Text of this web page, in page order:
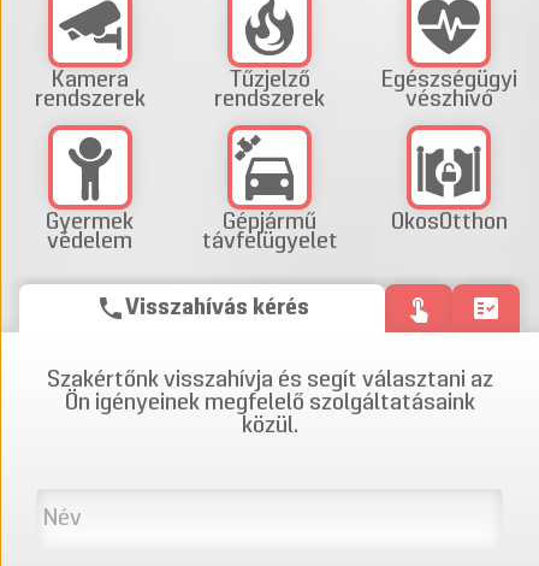
Kamera
rendszerek
Tűzjelző
rendszerek
Egészségügyi
vészhívó
Gyermek
védelem
Gépjármű
távfelügyelet
OkosOtthon
phoneVisszahívás kérés touch_app fact_check
Szakértőnk visszahívja és segít választani az
Ön igényeinek megfelelő szolgáltatásaink
közül.